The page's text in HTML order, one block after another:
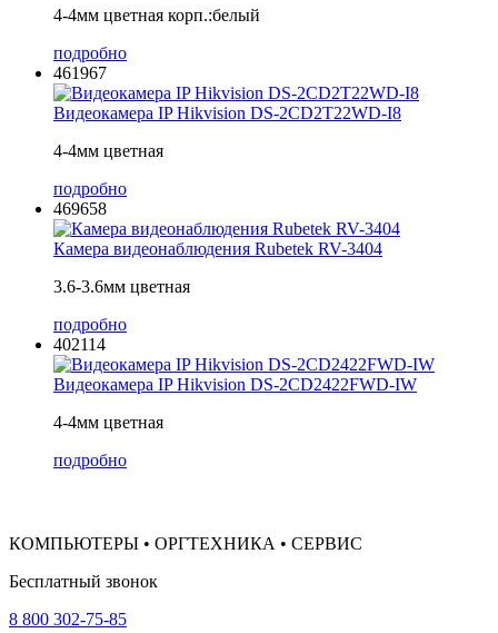
4-4мм цветная корп.:белый
подробно
461967
Видеокамера IP Hikvision DS-2CD2T22WD-I8
4-4мм цветная
подробно
469658
Камера видеонаблюдения Rubetek RV-3404
3.6-3.6мм цветная
подробно
402114
Видеокамера IP Hikvision DS-2CD2422FWD-IW
4-4мм цветная
подробно
КОМПЬЮТЕРЫ • ОРГТЕХНИКА • СЕРВИС
Бесплатный звонок
8 800 302-75-85